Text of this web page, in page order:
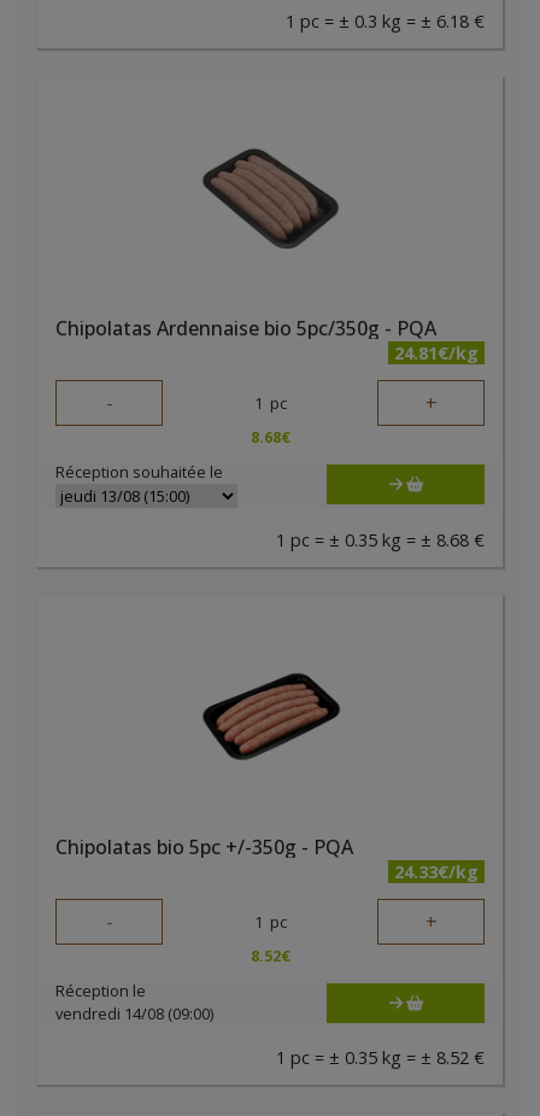
1 pc = ± 0.3 kg = ± 6.18 €
Chipolatas Ardennaise bio 5pc/350g - PQA
24.81€/kg
- 1 pc +
8.68€
Réception souhaitée le
1 pc = ± 0.35 kg = ± 8.68 €
Chipolatas bio 5pc +/-350g - PQA
24.33€/kg
- 1 pc +
8.52€
Réception le
vendredi 14/08 (09:00)
1 pc = ± 0.35 kg = ± 8.52 €